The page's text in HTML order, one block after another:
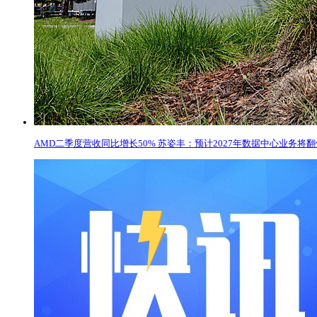
AMD二季度营收同比增长50% 苏姿丰：预计2027年数据中心业务将